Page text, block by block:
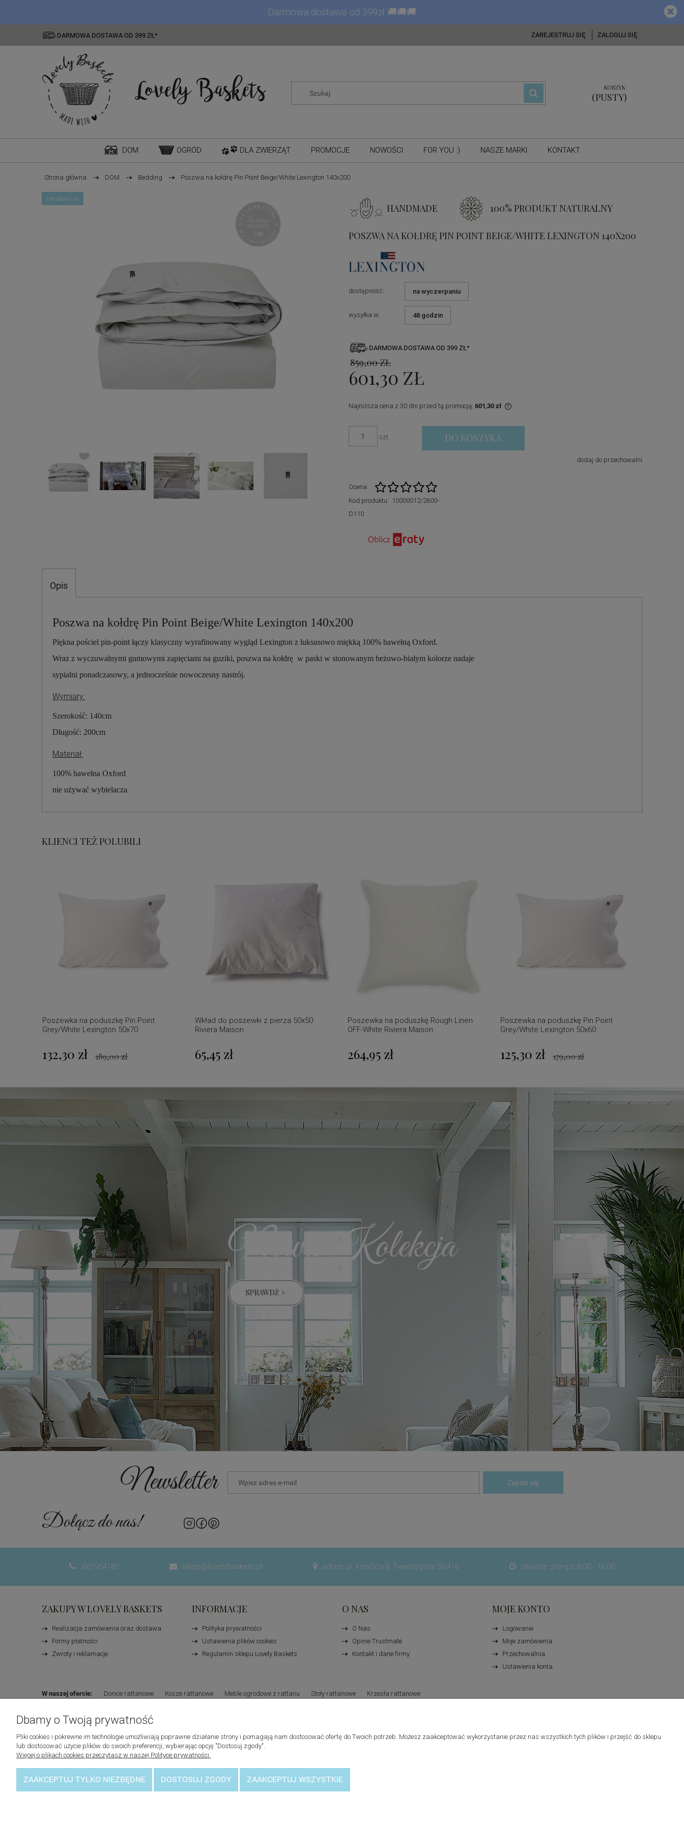
Darmowa dostawa od 399zł 🚚🚚🚚
DARMOWA DOSTAWA OD 399 ZŁ* ZAREJESTRUJ SIĘ ZALOGUJ SIĘ
KOSZYK:
(PUSTY)
DOM OGRÓD DLA ZWIERZĄT PROMOCJE NOWOŚCI FOR YOU :) NASZE MARKI KONTAKT
Strona główna DOM Bedding Poszwa na kołdrę Pin Point Beige/White Lexington 140x200
PROMOCJA
HANDMADE 100% PRODUKT NATURALNY
POSZWA NA KOŁDRĘ PIN POINT BEIGE/WHITE LEXINGTON 140X200
dostępność: na wyczerpaniu
wysyłka w: 48 godzin
DARMOWA DOSTAWA OD 399 ZŁ*
601,30 ZŁ
859,00 ZŁ
Najniższa cena z 30 dni przed tą promocją: 601,30 zł
Jeżeli produkt jest sprzedawany krócej niż 30
dni, wyświetlana jest najniższa cena od
momentu, kiedy produkt pojawił się w
szt. DO KOSZYKA
dodaj do przechowalni
Ocena:
Kod produktu: 10000012/2600-
D110
Opis
Poszwa na kołdrę Pin Point Beige/White Lexington 140x200
Piękna pościel pin-point łączy klasyczny wyrafinowany wygląd Lexington z luksusowo miękką 100% bawełną Oxford.
Wraz z wyczuwalnymi gumowymi zapięciami na guziki, poszwa na kołdrę w paski w stonowanym beżowo-białym kolorze nadaje
sypialni ponadczasowy, a jednocześnie nowoczesny nastrój.
Wymiary:
Szerokość: 140cm
Długość: 200cm
Materiał:
100% bawełna Oxford
nie używać wybielacza
KLIENCI TEŻ POLUBILI
Poszewka na poduszkę Pin Point
Grey/White Lexington 50x70
132,30 zł 189,00 zł
Wkład do poszewki z pierza 50x50
Riviera Maison
65,45 zł
Poszewka na poduszkę Rough Linen
OFF-White Riviera Maison
264,95 zł
Poszewka na poduszkę Pin Point
Grey/White Lexington 50x60
125,30 zł 179,00 zł
Nowa Kolekcja
SPRAWDŹ
Newsletter Zapisz się
Dołącz do nas!
 661954181  sklep@lovelybaskets.pl  adres: ul. Kmicica 8, Twardogóra 56-416  otwarte: pon-pt: 8:00 - 16:00
ZAKUPY W LOVELY BASKETS
Realizacja zamówienia oraz dostawa
Formy płatności
Zwroty i reklamacje
INFORMACJE
Polityka prywatności
Ustawienia plików cookies
Regulamin sklepu Lovely Baskets
O NAS
O Nas
Opinie Trustmate
Kontakt i dane firmy
MOJE KONTO
Logowanie
Moje zamówienia
Przechowalnia
Ustawienia konta
W naszej ofercie: Donice rattanowe Kosze rattanowe Meble ogrodowe z rattanu Stoły rattanowe Krzesła rattanowe
Producenci: Lovely Baskets Riviera Maison
© 2023 - lovelybaskets -Sklep z akcesoriami do domu
Dbamy o Twoją prywatność
Pliki cookies i pokrewne im technologie umożliwiają poprawne działanie strony i pomagają nam dostosować ofertę do Twoich potrzeb. Możesz zaakceptować wykorzystanie przez nas wszystkich tych plików i przejść do sklepu
lub dostosować użycie plików do swoich preferencji, wybierając opcję "Dostosuj zgody".
Więcej o plikach cookies przeczytasz w naszej Polityce prywatności.
ZAAKCEPTUJ TYLKO NIEZBĘDNE DOSTOSUJ ZGODY ZAAKCEPTUJ WSZYSTKIE